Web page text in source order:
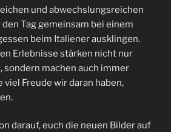
und abwechslungsreichen
Tag gemeinsam bei einem
beim Italiener ausklingen.
Erlebnisse stärken nicht nur
sondern machen auch immer
Freude wir daran haben,
darauf, euch die neuen Bilder auf